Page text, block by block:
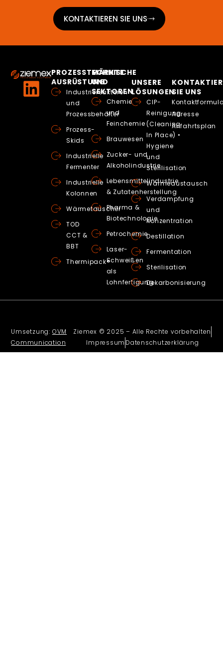
KONTAKTIEREN SIE UNS
PROZESSTECHNISCHE
AUSRÜSTUNG
Industriereaktoren
und
Prozessbehälter
Prozess-
Skids
Industrielle
Fermenter
Industrielle
Kolonnen
Wärmetauscher
TOD
CCT &
BBT
Thermipack®
MÄRKTE
UND
SEKTOREN
Chemie
und
Feinchemie
Brauwesen
Zucker- und
Alkoholindustrie
Lebensmittelindustrie
& Zutatenherstellung
Pharma &
Biotechnologie
Petrochemie
Laser-
Schweißen
als
Lohnfertigung
UNSERE
LÖSUNGEN
CIP-
Reinigung
(Cleaning
In Place) •
Hygiene
und
Sterilisation
Wärmeaustausch
Verdampfung
und
Konzentration
Destillation
Fermentation
Sterilisation
Dekarbonisierung
SIE UNS
Adresse
Anfahrtsplan
Umsetzung: OVM
Communication
Ziemex © 2025 – Alle Rechte vorbehalten
Impressum Datenschutzerklärung